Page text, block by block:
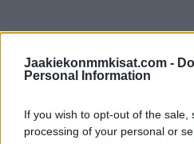
Jaakiekonmmkisat.com -
Personal Information
If you wish to opt-out of the
processing of your personal or
Carolinan ja Floridan
torstain ja perjantain välisenä